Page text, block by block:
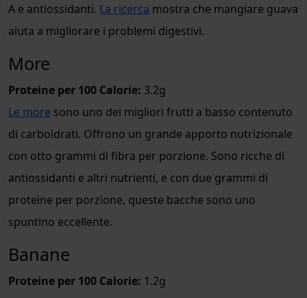
A e antiossidanti. La ricerca mostra che mangiare guava
aiuta a migliorare i problemi digestivi.
More
Proteine per 100 Calorie: 3.2g
Le more sono uno dei migliori frutti a basso contenuto
di carboidrati. Offrono un grande apporto nutrizionale
con otto grammi di fibra per porzione. Sono ricche di
antiossidanti e altri nutrienti, e con due grammi di
proteine per porzione, queste bacche sono uno
spuntino eccellente.
Banane
Proteine per 100 Calorie: 1.2g